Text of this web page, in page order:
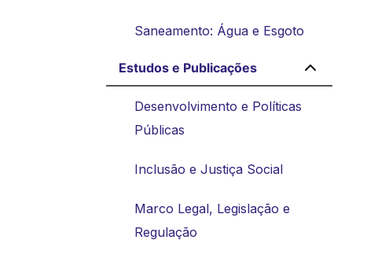
Saneamento: Água e Esgoto
Estudos e Publicações
Desenvolvimento e Políticas
Públicas
Inclusão e Justiça Social
Marco Legal, Legislação e
Regulação